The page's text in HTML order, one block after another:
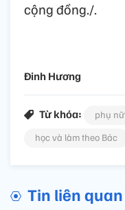
cộng đồng./.
Đinh Hương
Từ khóa: phụ nữ
học và làm theo Bác
Tin liên quan